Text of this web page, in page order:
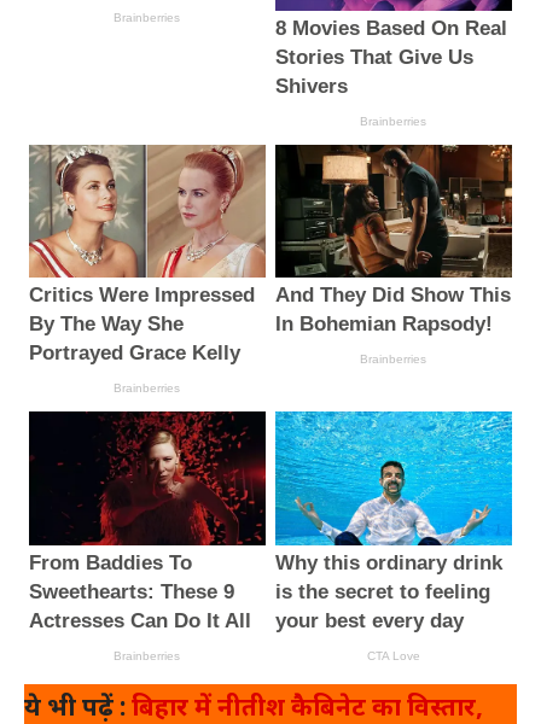
ये भी पढ़ें :बिहार में नीतीश कैबिनेट का विस्तार,